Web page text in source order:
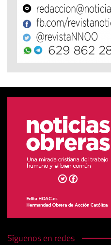
Síguenos en redes